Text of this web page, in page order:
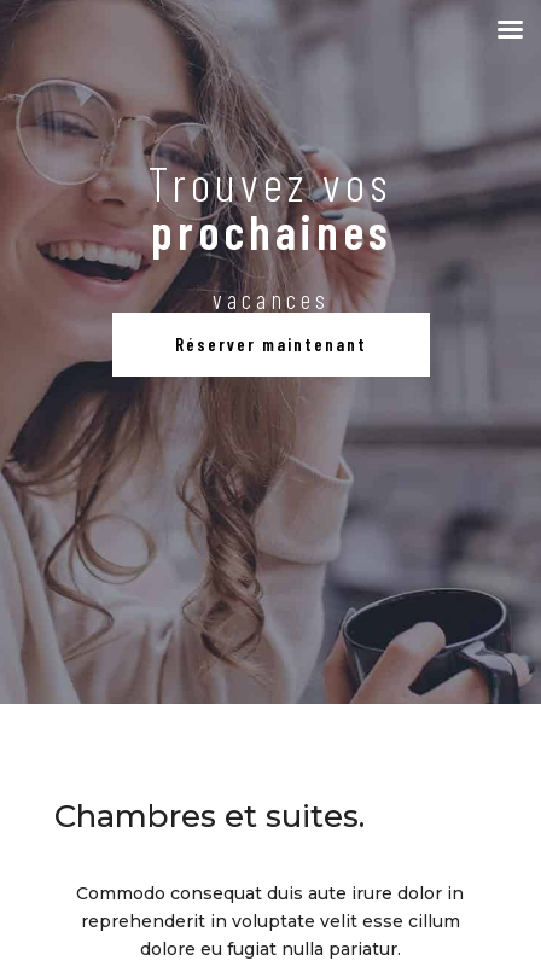
Trouvez vos
prochaines
vacances
Réserver maintenant
Chambres et suites.
Commodo consequat duis aute irure dolor in
reprehenderit in voluptate velit esse cillum
dolore eu fugiat nulla pariatur.